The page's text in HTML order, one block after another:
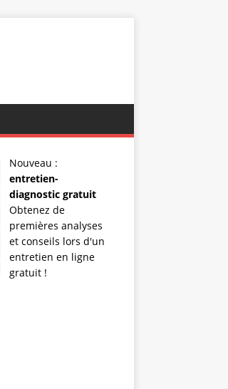
Nouveau :
entretien-
diagnostic gratuit
Obtenez de
premières analyses
et conseils lors d'un
entretien en ligne
gratuit !